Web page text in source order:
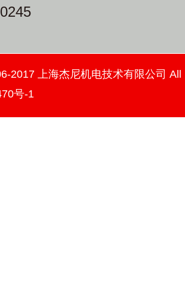
2017 上海杰尼机电技术有限公司 All
号-1